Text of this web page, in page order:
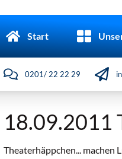
Start
0201/ 22 22 29
18.09.2011
Theaterhäppchen... machen